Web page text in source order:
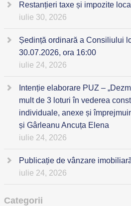
Restanțieri taxe și impozite
iulie 30, 2026
Ședință ordinară a Consiliului
30.07.2026, ora 16:00
iulie 24, 2026
Intenție elaborare PUZ –
mult de 3 loturi în vederea
individuale, anexe și
și Gârleanu Ancuța Elena
iulie 24, 2026
Publicație de vânzare
iulie 24, 2026
Categorii